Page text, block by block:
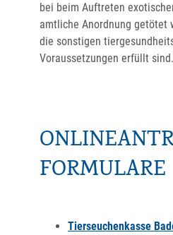
bei beim Auftreten
amtliche Anordnung getötet
die sonstigen
Voraussetzungen erfüllt sind.
FORMULARE
Tierseuchenkasse